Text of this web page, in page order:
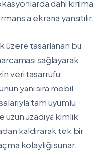
dahi kırılma
ekrana yansıtılır.
üzere tasarlanan bu
sağlayarak
veri tasarrufu
yanı sıra mobil
tam uyumlu
uzun uzadıya kimlik
kaldırarak tek bir
kolaylığı sunar.